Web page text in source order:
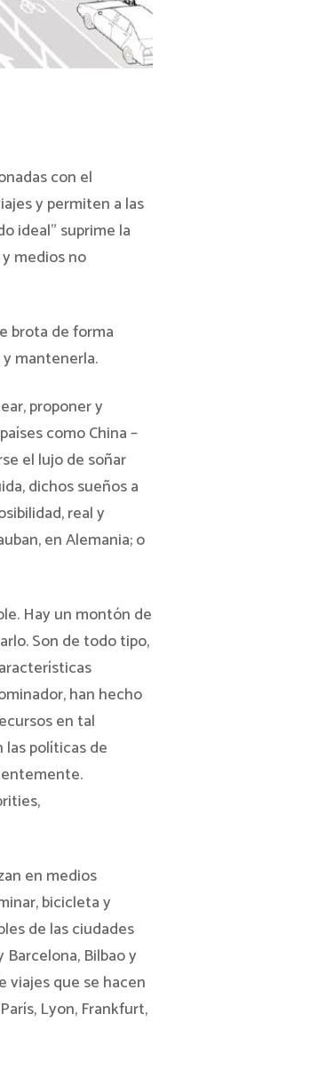
con el
y permiten a las
ideal” suprime la
medios no
brota de forma
mantenerla.
proponer y
como China –
el lujo de soñar
dichos sueños a
real y
en Alemania; o
Hay un montón de
Son de todo tipo,
han hecho
en tal
políticas de
en medios
bicicleta y
de las ciudades
Bilbao y
viajes que se hacen
Lyon, Frankfurt,